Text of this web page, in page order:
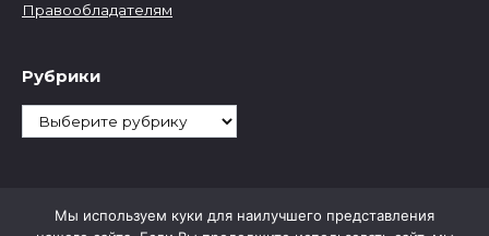
Правообладателям
Рубрики
Рубрики
Мы используем куки для наилучшего представления